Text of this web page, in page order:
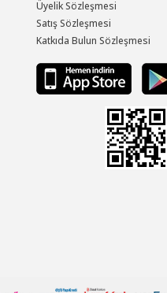
Üyelik Sözleşmesi
Satış Sözleşmesi
Katkıda Bulun Sözleşmesi